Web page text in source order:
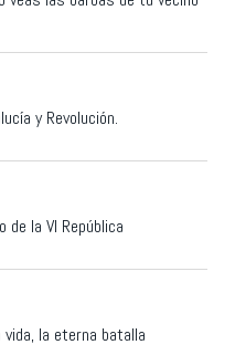
y Revolución.
de la VI República
la eterna batalla